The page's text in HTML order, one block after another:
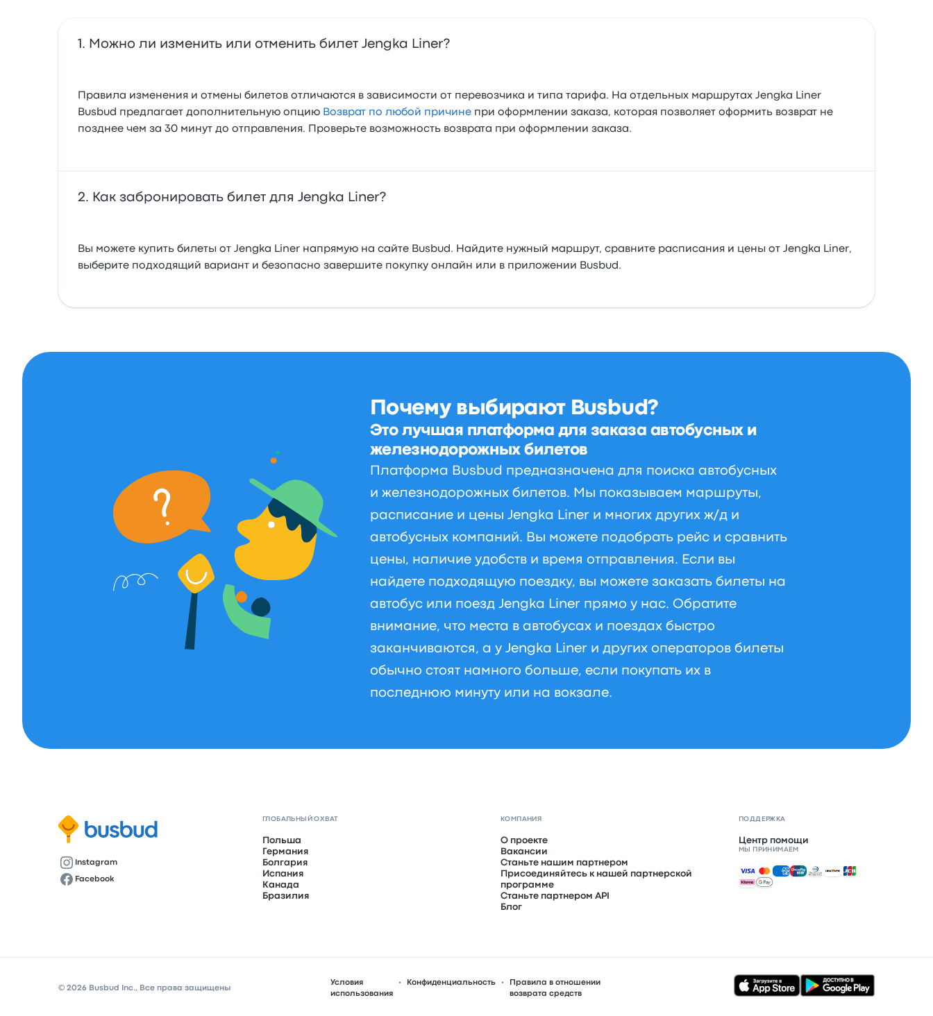
Можно ли изменить или отменить билет Jengka Liner?
Правила изменения и отмены билетов отличаются в зависимости от перевозчика и типа тарифа. На отдельных маршрутах Jengka Liner
Busbud предлагает дополнительную опцию Возврат по любой причине при оформлении заказа, которая позволяет оформить возврат не
позднее чем за 30 минут до отправления. Проверьте возможность возврата при оформлении заказа.
Как забронировать билет для Jengka Liner?
Вы можете купить билеты от Jengka Liner напрямую на сайте Busbud. Найдите нужный маршрут, сравните расписания и цены от Jengka Liner,
выберите подходящий вариант и безопасно завершите покупку онлайн или в приложении Busbud.
Почему выбирают Busbud?
Это лучшая платформа для заказа автобусных и
железнодорожных билетов
Платформа Busbud предназначена для поиска автобусных
и железнодорожных билетов. Мы показываем маршруты,
расписание и цены Jengka Liner и многих других ж/д и
автобусных компаний. Вы можете подобрать рейс и сравнить
цены, наличие удобств и время отправления. Если вы
найдете подходящую поездку, вы можете заказать билеты на
автобус или поезд Jengka Liner прямо у нас. Обратите
внимание, что места в автобусах и поездах быстро
заканчиваются, а у Jengka Liner и других операторов билеты
обычно стоят намного больше, если покупать их в
последнюю минуту или на вокзале.
Instagram
Facebook
ГЛОБАЛЬНЫЙ ОХВАТ
Польша
Германия
Болгария
Испания
Канада
Бразилия
КОМПАНИЯ
О проекте
Вакансии
Станьте нашим партнером
Присоединяйтесь к нашей партнерской
программе
Станьте партнером API
Блог
ПОДДЕРЖКА
Центр помощи
МЫ ПРИНИМАЕМ
Принимаемые способы оплаты
© 2026 Busbud Inc., Все права защищены
Условия
использования
Конфиденциальность
Правила в отношении
возврата средств